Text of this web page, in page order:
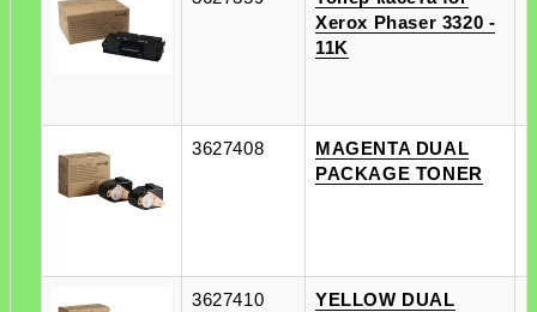
Xerox Phaser 3320 -
11K
3627408
MAGENTA DUAL
PACKAGE TONER
3627410
YELLOW DUAL